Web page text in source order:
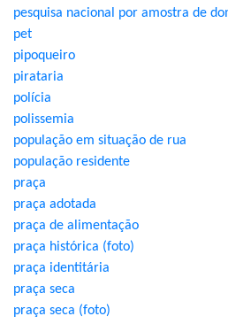
pesquisa nacional por amostra de
pet
pipoqueiro
pirataria
polícia
polissemia
população em situação de rua
população residente
praça
praça adotada
praça de alimentação
praça histórica (foto)
praça identitária
praça seca
praça seca (foto)